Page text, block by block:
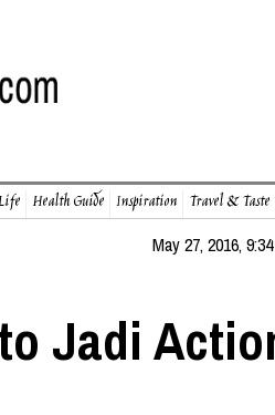
Health Guide Inspiration Travel & Taste
May 27, 2016, 9:34
Jadi